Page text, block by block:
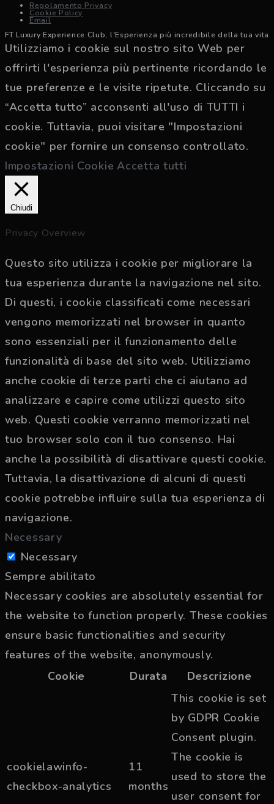
Regolamento Privacy
Cookie Policy
Email
FT Luxury Experience Club, l'Esperienza più incredibile della tua vita
Utilizziamo i cookie sul nostro sito Web per
offrirti l'esperienza più pertinente ricordando le
tue preferenze e le visite ripetute. Cliccando su
“Accetta tutto” acconsenti all'uso di TUTTI i
cookie. Tuttavia, puoi visitare "Impostazioni
cookie" per fornire un consenso controllato.
Impostazioni Cookie Accetta tutti
Chiudi
Privacy Overview
Questo sito utilizza i cookie per migliorare la
tua esperienza durante la navigazione nel sito.
Di questi, i cookie classificati come necessari
vengono memorizzati nel browser in quanto
sono essenziali per il funzionamento delle
funzionalità di base del sito web. Utilizziamo
anche cookie di terze parti che ci aiutano ad
analizzare e capire come utilizzi questo sito
web. Questi cookie verranno memorizzati nel
tuo browser solo con il tuo consenso. Hai
anche la possibilità di disattivare questi cookie.
Tuttavia, la disattivazione di alcuni di questi
cookie potrebbe influire sulla tua esperienza di
navigazione.
Necessary
Necessary
Sempre abilitato
Necessary cookies are absolutely essential for
the website to function properly. These cookies
ensure basic functionalities and security
features of the website, anonymously.
Cookie
Durata Descrizione
cookielawinfo-
checkbox-analytics
11
months
This cookie is set
by GDPR Cookie
Consent plugin.
The cookie is
used to store the
user consent for